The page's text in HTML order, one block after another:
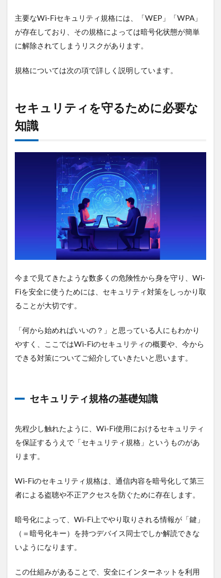
るた
めに
関連記
主要なWi-Fiセキュリティ規格には、「WEP」「WPA」
が存在しており、その規格によっては暗号化状態が簡単
に解除されてしまうリスクがあります。
規格については次の項で詳しく説明しています。
セキュリティを守るために必要な
知識
今まで見てきたような数多くの危険性から身を守り、Wi-
Fiを安全に使うためには、セキュリティ対策をしっかり取
ることが大切です。
「何から始めればいいの？」と思っている人にもわかり
やすく、ここではWi-Fiのセキュリティの概要や、今から
できる対策についてご紹介していきたいと思います。
セキュリティ規格の基礎知識
先程少し触れたように、Wi-Fi使用におけるセキュリティ
を保証するうえで「セキュリティ規格」というものがあ
ります。
Wi-Fiのセキュリティ規格は、通信内容を暗号化して第三
者による盗聴や不正アクセスを防ぐために存在します。
暗号化によって、Wi-Fi上でやり取りされる情報が「鍵」
（＝暗号化キー）を持つデバイス同士でしか解読できな
いようになります。
この仕組みがあることで、安全にインターネットを利用